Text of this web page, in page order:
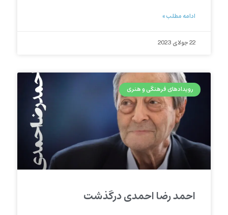
ادامه مطلب »
22 جولای 2023
رویدادهای فرهنگی و هنری
احمد رضا احمدی درگذشت